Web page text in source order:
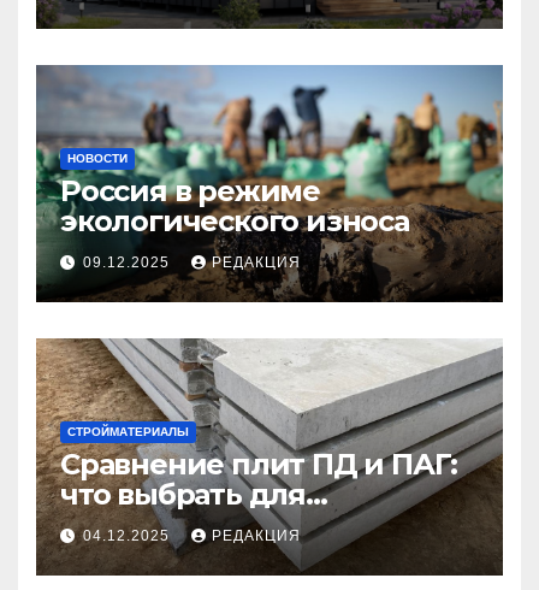
НОВОСТИ
Россия в режиме
экологического износа
09.12.2025 РЕДАКЦИЯ
СТРОЙМАТЕРИАЛЫ
Сравнение плит ПД и ПАГ:
что выбрать для
долговечного и прочного
покрытия
04.12.2025 РЕДАКЦИЯ